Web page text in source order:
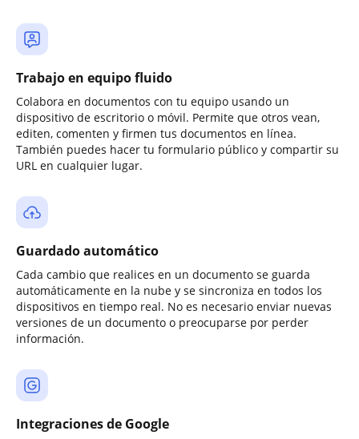
Trabajo en equipo fluido
Colabora en documentos con tu equipo usando un
dispositivo de escritorio o móvil. Permite que otros vean,
editen, comenten y firmen tus documentos en línea.
También puedes hacer tu formulario público y compartir su
URL en cualquier lugar.
Guardado automático
Cada cambio que realices en un documento se guarda
automáticamente en la nube y se sincroniza en todos los
dispositivos en tiempo real. No es necesario enviar nuevas
versiones de un documento o preocuparse por perder
información.
Integraciones de Google